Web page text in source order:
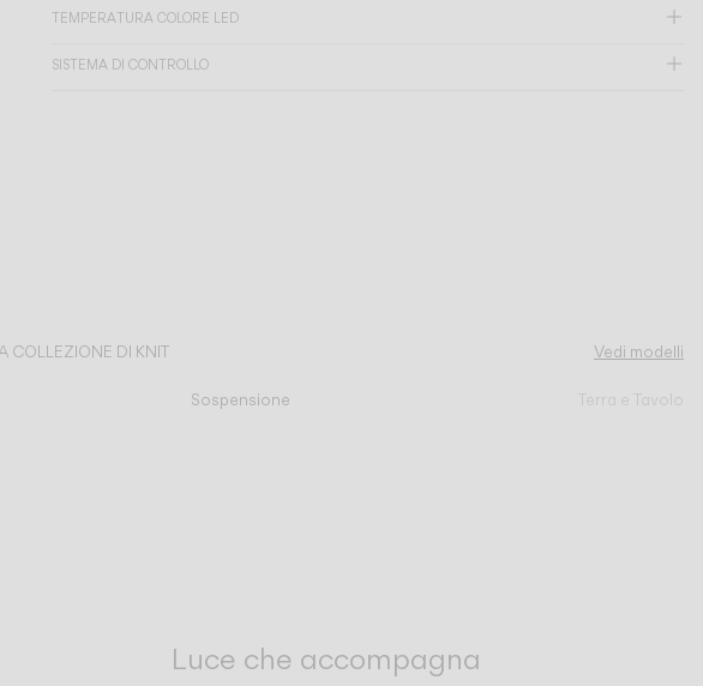
TEMPERATURA COLORE LED
SISTEMA DI CONTROLLO
COLLEZIONE DI KNIT Vedi modelli
Sospensione Terra e Tavolo
Luce che accompagna